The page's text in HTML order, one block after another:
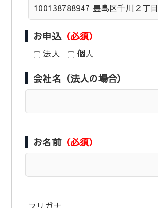
お申込（必須）
法人 個人
会社名（法人の場合）
お名前（必須）